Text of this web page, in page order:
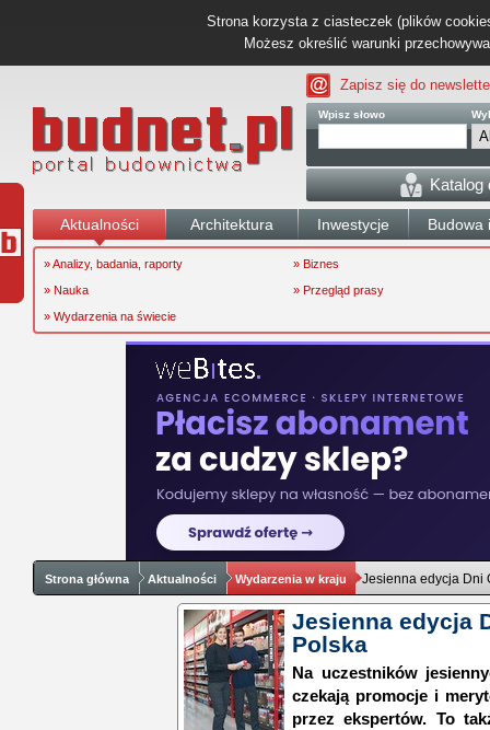
Strona korzysta z ciasteczek (plików
Możesz określić warunki
Zapisz się do
Wpisz słowo
Katalog
Aktualności Architektura Inwestycje Budowa
» Analizy, badania, raporty
» Biznes
» Nauka
» Przegląd prasy
» Wydarzenia na świecie
Strona główna Aktualności Wydarzenia w kraju Jesienna edycja Dni
Jesienna edycja
Polska
Na uczestników
czekają promocje i
przez ekspertów. To